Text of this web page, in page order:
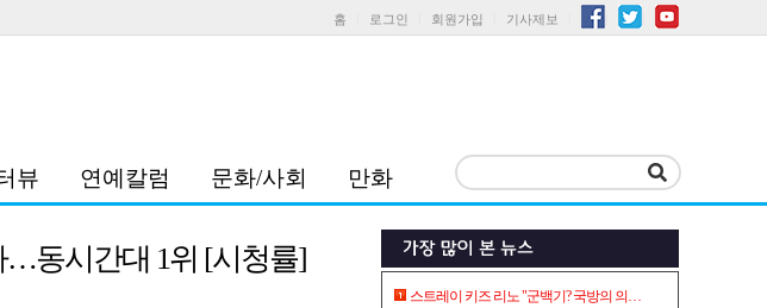
홈 로그인 회원가입 기사제보
뷰 연예칼럼 문화/사회 만화
…동시간대 1위 [시청률]
스트레이 키즈 리노 "군백기? 국방의 의…